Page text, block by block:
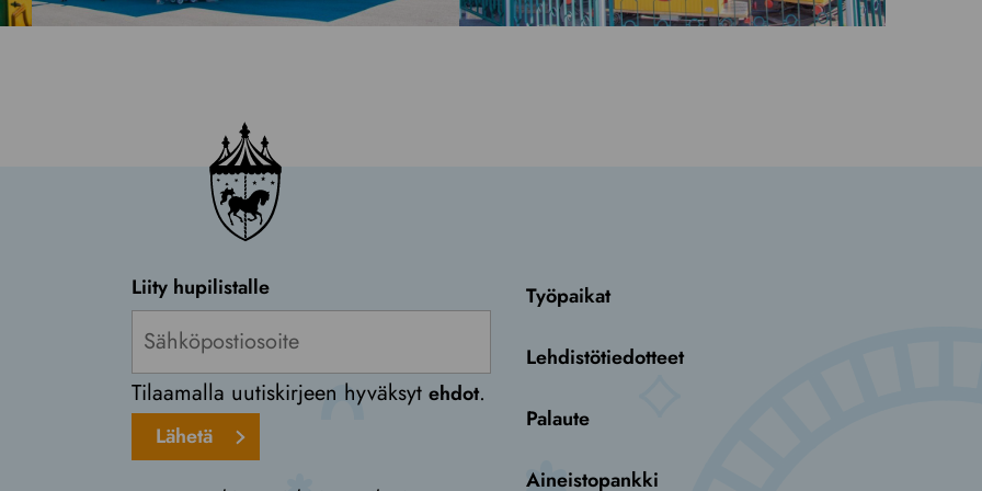
Liity hupilistalle
Tilaamalla uutiskirjeen hyväksyt ehdot.
Lähetä
Työpaikat
Lehdistötiedotteet
Palaute
Aineistopankki